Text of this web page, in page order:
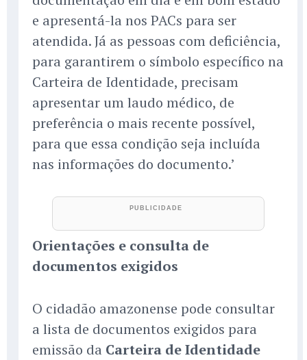
e apresentá-la nos PACs para ser
atendida. Já as pessoas com deficiência,
para garantirem o símbolo específico na
Carteira de Identidade, precisam
apresentar um laudo médico, de
preferência o mais recente possível,
para que essa condição seja incluída
nas informações do documento.’
Orientações e consulta de
documentos exigidos
O cidadão amazonense pode consultar
a lista de documentos exigidos para
emissão da Carteira de Identidade